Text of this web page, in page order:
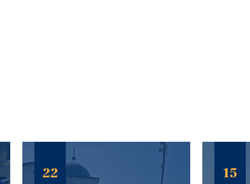
22 15